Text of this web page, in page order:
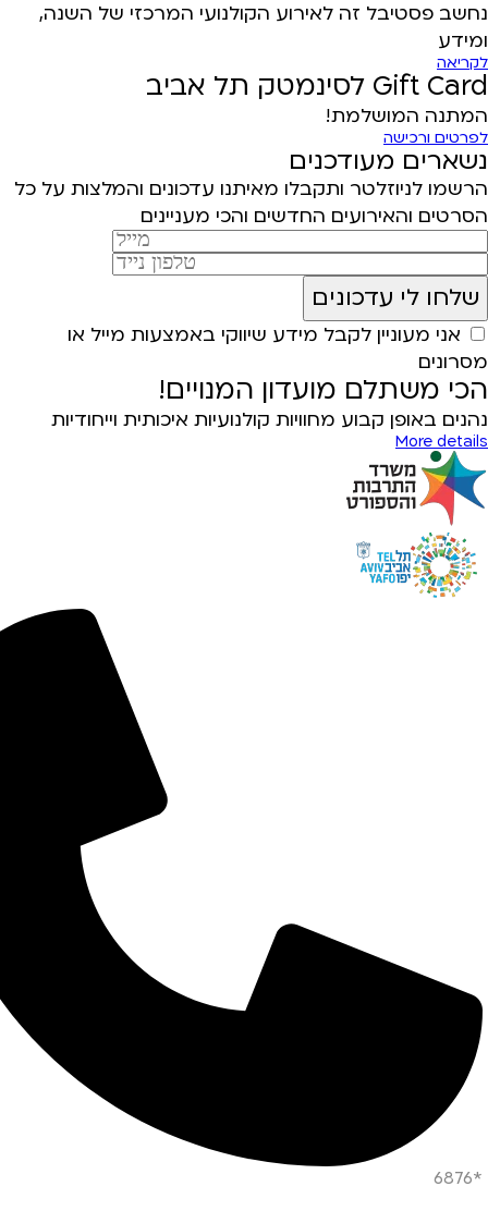
נחשב פסטיבל זה לאירוע הקולנועי המרכזי של השנה,
ומידע
לקריאה
Gift Card לסינמטק תל אביב
המתנה המושלמת!
לפרטים ורכישה
נשארים מעודכנים
הרשמו לניוזלטר ותקבלו מאיתנו עדכונים והמלצות על כל
הסרטים והאירועים החדשים והכי מעניינים
אני מעוניין לקבל מידע שיווקי באמצעות מייל או
מסרונים
הכי משתלם מועדון המנויים!
נהנים באופן קבוע מחוויות קולנועיות איכותית וייחודיות
More details
*6876